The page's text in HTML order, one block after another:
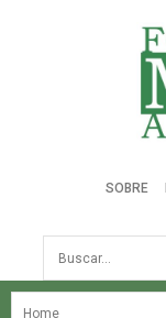
SOBRE
Busca
NOSSA HISTÓRIA